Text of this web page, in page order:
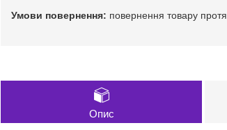
повернення товару
Опис